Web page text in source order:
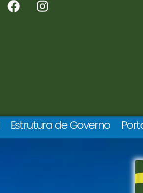
Estrutura de Governo